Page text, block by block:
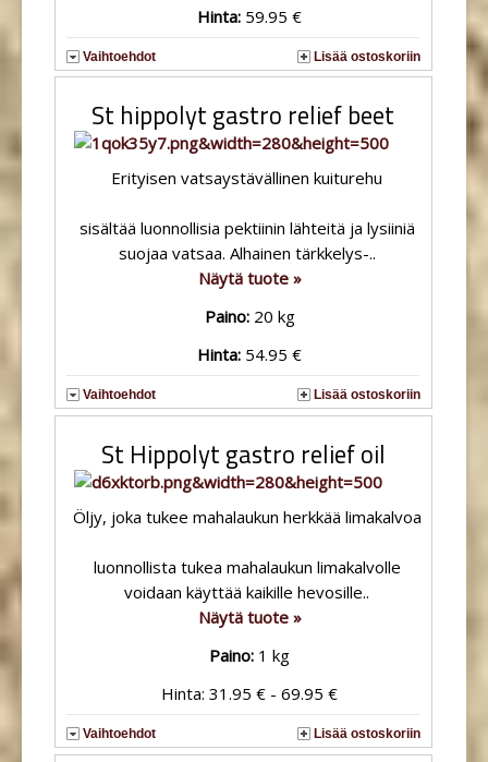
Hinta: 59.95 €
Vaihtoehdot Lisää ostoskoriin
St hippolyt gastro relief beet
Erityisen vatsaystävällinen kuiturehu
sisältää luonnollisia pektiinin lähteitä ja lysiiniä
suojaa vatsaa. Alhainen tärkkelys-..
Näytä tuote »
Paino: 20 kg
Hinta: 54.95 €
Vaihtoehdot Lisää ostoskoriin
St Hippolyt gastro relief oil
Öljy, joka tukee mahalaukun herkkää limakalvoa
luonnollista tukea mahalaukun limakalvolle
voidaan käyttää kaikille hevosille..
Näytä tuote »
Paino: 1 kg
Hinta: 31.95 € - 69.95 €
Vaihtoehdot Lisää ostoskoriin